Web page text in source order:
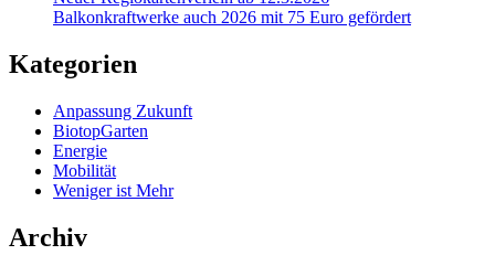
Balkonkraftwerke auch 2026 mit 75 Euro gefördert
Kategorien
Anpassung Zukunft
BiotopGarten
Energie
Mobilität
Weniger ist Mehr
Archiv